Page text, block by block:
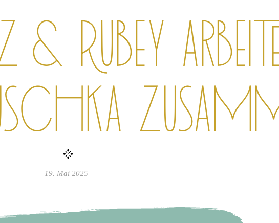
Rubey
19. Mai 2025